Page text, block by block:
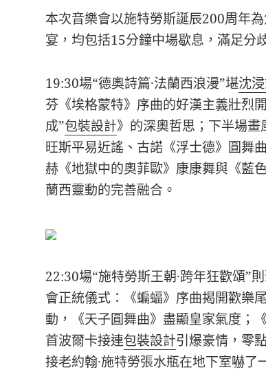
本次音樂會以施特勞斯誕辰200周年
宴，均包括15分鐘中場歇息，滿足分
19:30場“德奧詩篇·法蘭西浪漫”堪沈
芬《埃格蒙特》序曲的好漢主義壯烈
成”包裝設計》的深奧哲思；下半場
旺斯平易近謠、古諾《浮士德》圓舞
赫《地獄中的奧菲歐》康康舞與《藍
蘭西靈動的完善融合。
22:30場“施特勞斯王朝·跨年狂歡頌”
會正統儀式：《蝙蝠》序曲揭開歡樂
動，《天子圓舞曲》盡顯皇家氣度；
首波爾卡接連包裝設計引爆豪情，零
接老約翰·施特勞張水瓶在地下室嚇